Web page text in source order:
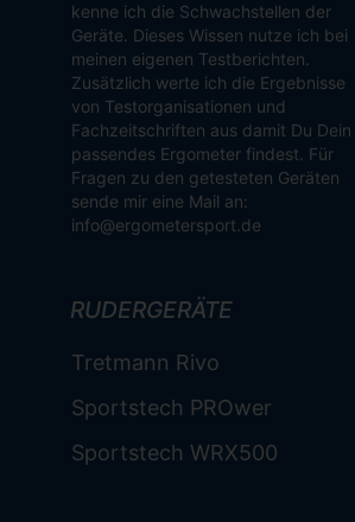
kenne ich die Schwachstellen der
Geräte. Dieses Wissen nutze ich bei
meinen eigenen Testberichten.
Zusätzlich werte ich die Ergebnisse
von Testorganisationen und
Fachzeitschriften aus damit Du Dein
passendes Ergometer findest. Für
Fragen zu den getesteten Geräten
sende mir eine Mail an:
info@ergometersport.de
RUDERGERÄTE
Tretmann Rivo
Sportstech PROwer
Sportstech WRX500